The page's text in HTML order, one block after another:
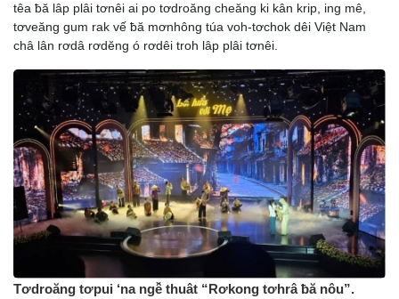
têa ƀă lâp plâi tơnêi ai po tơdroăng cheăng ki kân krip, ing mê,
tơveăng gum rak vế ƀă mơnhông túa voh-tơchok dêi Việt Nam
châ lân rơdâ rơdĕng ó rơdêi troh lâp plâi tơnêi.
Tơdroăng tơpui ‘na ngê̆ thuât “Rơkong tơhrâ ƀă nôu”.